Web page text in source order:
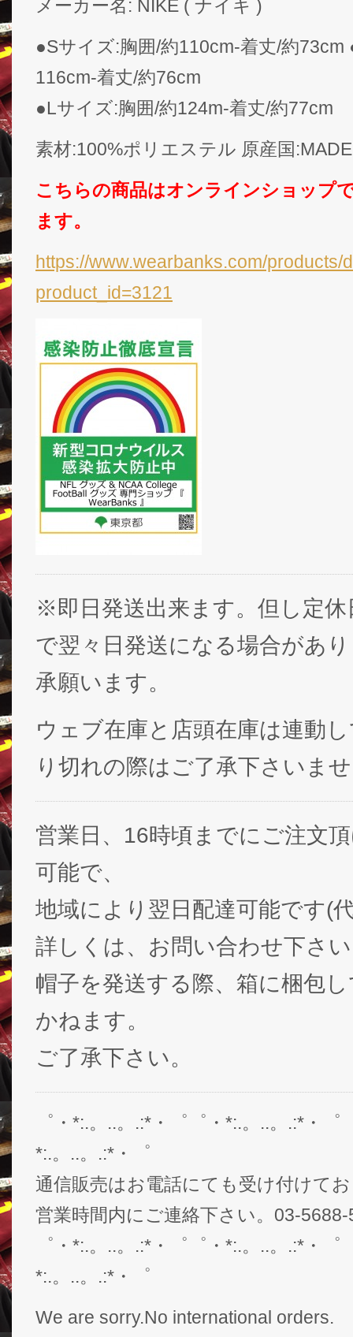
メーカー名: NIKE ( ナイキ )
●Sサイズ:胸囲/約110cm-着丈/約73cm
116cm-着丈/約76cm
●Lサイズ:胸囲/約124m-着丈/約77cm
素材:100%ポリエステル 原産国
こちらの商品はオンラインショップ
ます。
https://www.wearbanks.com/products/
product_id=3121
※即日発送出来ます。但し定休
で翌々日発送になる場合があ
承願います。
ウェブ在庫と店頭在庫は連動
り切れの際はご了承下さいま
営業日、16時頃までにご注文
可能で、
地域により翌日配達可能です(
詳しくは、お問い合わせ下さ
帽子を発送する際、箱に梱包
かねます。
ご了承下さい。
゜・*:.。..。.:*・゜゜・*:.。..。.:*・
*:.。..。.:*・゜
通信販売はお電話にても受け付けて
営業時間内にご連絡下さい。03-5688-
゜・*:.。..。.:*・゜゜・*:.。..。.:*・
*:.。..。.:*・゜
We are sorry.No international orders.